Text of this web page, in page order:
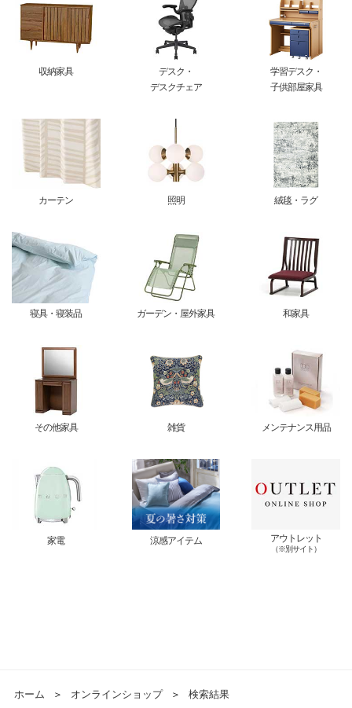
収納家具
デスク・
デスクチェア
学習デスク・
子供部屋家具
カーテン 照明 絨毯・ラグ
寝具・寝装品 ガーデン・屋外家具 和家具
その他家具 雑貨 メンテナンス用品
家電 涼感アイテム アウトレット
（※別サイト）
ホーム ＞ オンラインショップ ＞ 検索結果